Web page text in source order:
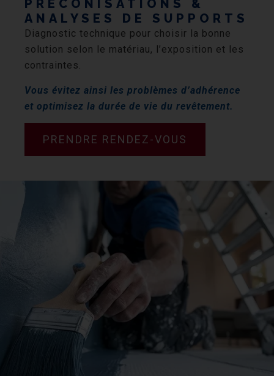
PRÉCONISATIONS &
ANALYSES DE SUPPORTS
Diagnostic technique pour choisir la bonne
solution selon le matériau, l’exposition et les
contraintes.
Vous évitez ainsi les problèmes d’adhérence
et optimisez la durée de vie du revêtement.
PRENDRE RENDEZ-VOUS